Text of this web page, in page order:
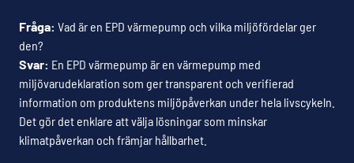
Fråga: Vad är en EPD värmepump och vilka miljöfördelar ger
den?
Svar: En EPD värmepump är en värmepump med
miljövarudeklaration som ger transparent och verifierad
information om produktens miljöpåverkan under hela livscykeln.
Det gör det enklare att välja lösningar som minskar
klimatpåverkan och främjar hållbarhet.